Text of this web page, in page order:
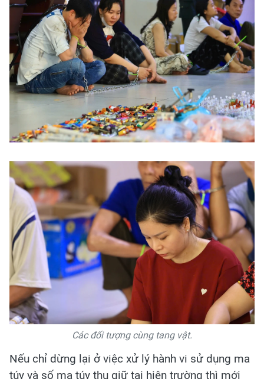
Các đối tượng cùng tang vật.
Nếu chỉ dừng lại ở việc xử lý hành vi sử dụng ma
túy và số ma túy thu giữ tại hiện trường thì mới